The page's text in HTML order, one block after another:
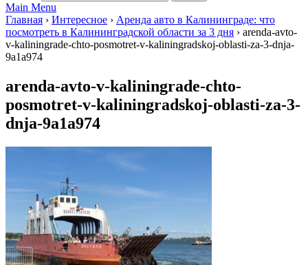
Main Menu
Главная › Интересное › Аренда авто в Калининграде: что
посмотреть в Калининградской области за 3 дня › arenda-avto-
v-kaliningrade-chto-posmotret-v-kaliningradskoj-oblasti-za-3-dnja-
9a1a974
arenda-avto-v-kaliningrade-chto-
posmotret-v-kaliningradskoj-oblasti-za-3-
dnja-9a1a974